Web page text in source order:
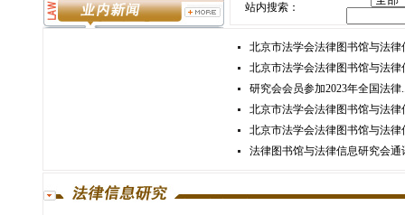
站内搜索：
北京市法学会法律图书馆与法律
北京市法学会法律图书馆与法律
研究会会员参加2023年全国法律
北京市法学会法律图书馆与法律
北京市法学会法律图书馆与法律
法律图书馆与法律信息研究会通